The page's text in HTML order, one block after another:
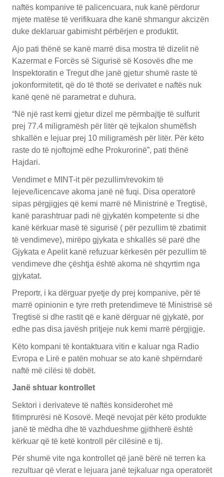
naftës kompanive të palicencuara, nuk kanë përdorur
mjete matëse të verifikuara dhe kanë shmangur akcizën
duke deklaruar gabimisht përbërjen e produktit.
Ajo pati thënë se kanë marrë disa mostra të dizelit në
Kazermat e Forcës së Sigurisë së Kosovës dhe me
Inspektoratin e Tregut dhe janë gjetur shumë raste të
jokonformitetit, që do të thotë se derivatet e naftës nuk
kanë qenë në parametrat e duhura.
“Në një rast kemi gjetur dizel me përmbajtje të sulfurit
prej 77.4 miligramësh për litër që tejkalon shumëfish
shkallën e lejuar prej 10 miligramësh për litër. Për këto
raste do të njoftojmë edhe Prokurorinë”, pati thënë
Hajdari.
Vendimet e MINT-it për pezullim/revokim të
lejeve/licencave akoma janë në fuqi. Disa operatorë
sipas përgjigjes që kemi marrë në Ministrinë e Tregtisë,
kanë parashtruar padi në gjykatën kompetente si dhe
kanë kërkuar masë të sigurisë ( për pezullim të zbatimit
të vendimeve), mirëpo gjykata e shkallës së parë dhe
Gjykata e Apelit kanë refuzuar kërkesën për pezullim të
vendimeve dhe çështja është akoma në shqyrtim nga
gjykatat.
Preportr, i ka dërguar pyetje dy prej kompanive, për të
marrë opinionin e tyre rreth pretendimeve të Ministrisë së
Tregtisë si dhe rastit që e kanë dërguar në gjykatë, por
edhe pas disa javësh pritjeje nuk kemi marrë përgjigje.
Këto kompani të kontaktuara vitin e kaluar nga Radio
Evropa e Lirë e patën mohuar se ato kanë shpërndarë
naftë më cilësi të dobët.
Janë shtuar kontrollet
Sektori i derivateve të naftës konsiderohet më
fitimprurësi në Kosovë. Meqë nevojat për këto produkte
janë të mëdha dhe të vazhdueshme gjithherë është
kërkuar që të ketë kontroll për cilësinë e tij.
Për shumë vite nga kontrollet që janë bërë në terren ka
rezultuar që vlerat e lejuara janë tejkaluar nga operatorët